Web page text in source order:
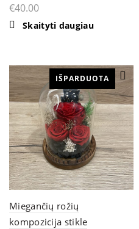
€40.00
Skaityti daugiau
IŠPARDUOTA
Miegančių rožių
kompozicija stikle